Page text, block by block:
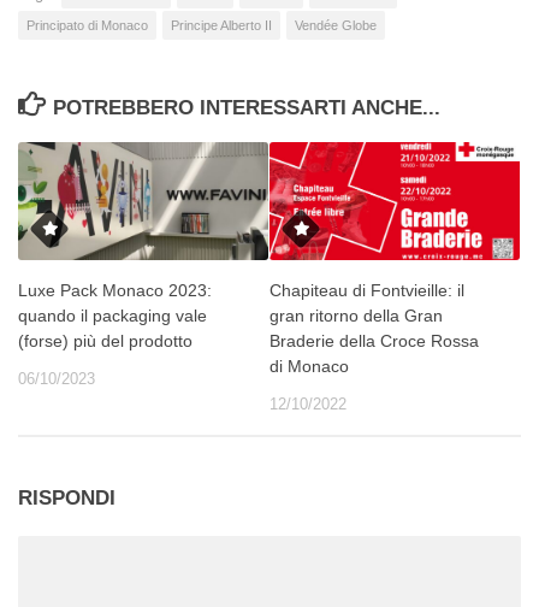
Principato di Monaco Principe Alberto II Vendée Globe
POTREBBERO INTERESSARTI ANCHE...
Luxe Pack Monaco 2023:
quando il packaging vale
(forse) più del prodotto
06/10/2023
Chapiteau di Fontvieille: il
gran ritorno della Gran
Braderie della Croce Rossa
di Monaco
12/10/2022
RISPONDI